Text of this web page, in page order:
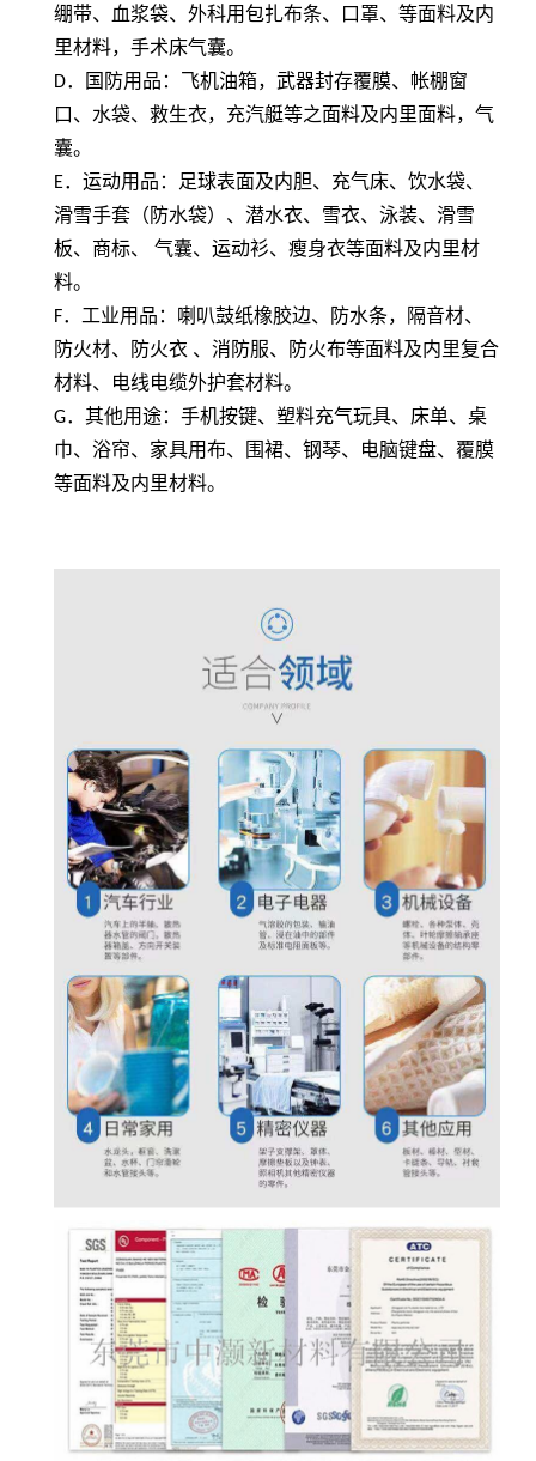
绷带、血浆袋、外科用包扎布条、口罩、等面料及内
里材料，手术床气囊。
D．国防用品：飞机油箱，武器封存覆膜、帐棚窗
口、水袋、救生衣，充汽艇等之面料及内里面料，气
囊。
E．运动用品：足球表面及内胆、充气床、饮水袋、
滑雪手套（防水袋）、潜水衣、雪衣、泳装、滑雪
板、商标、 气囊、运动衫、瘦身衣等面料及内里材
料。
F．工业用品：喇叭鼓纸橡胶边、防水条，隔音材、
防火材、防火衣 、消防服、防火布等面料及内里复合
材料、电线电缆外护套材料。
G．其他用途：手机按键、塑料充气玩具、床单、桌
巾、浴帘、家具用布、围裙、钢琴、电脑键盘、覆膜
等面料及内里材料。